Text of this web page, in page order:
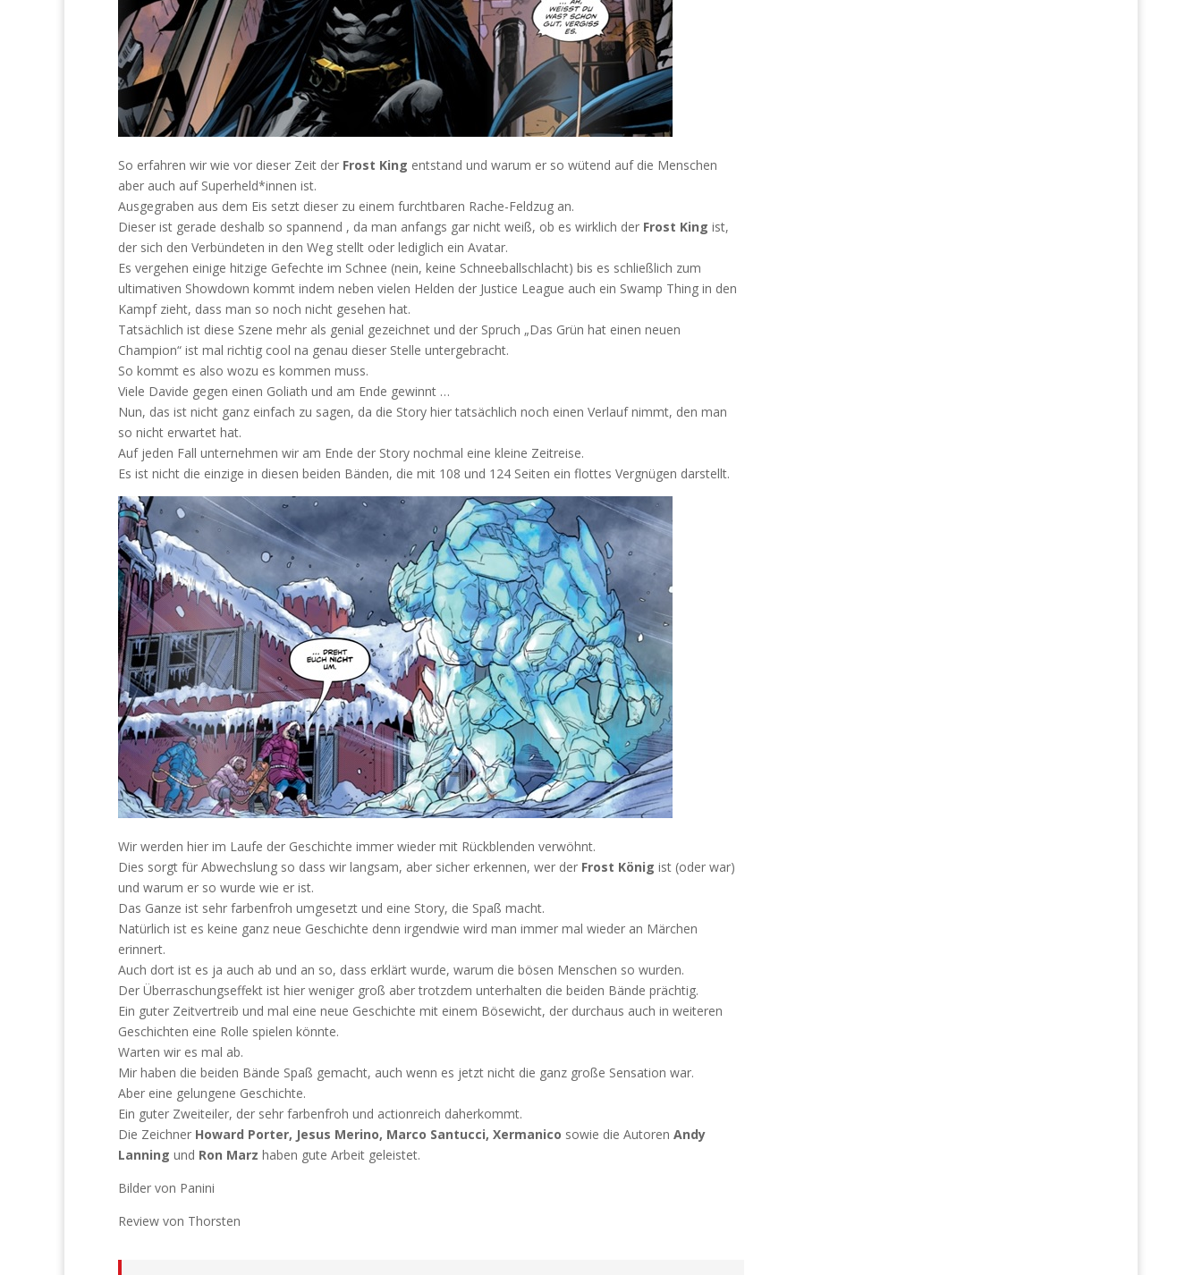
So erfahren wir wie vor dieser Zeit der Frost King entstand und warum er so wütend auf die Menschen
aber auch auf Superheld*innen ist.
Ausgegraben aus dem Eis setzt dieser zu einem furchtbaren Rache-Feldzug an.
Dieser ist gerade deshalb so spannend , da man anfangs gar nicht weiß, ob es wirklich der Frost King ist,
der sich den Verbündeten in den Weg stellt oder lediglich ein Avatar.
Es vergehen einige hitzige Gefechte im Schnee (nein, keine Schneeballschlacht) bis es schließlich zum
ultimativen Showdown kommt indem neben vielen Helden der Justice League auch ein Swamp Thing in den
Kampf zieht, dass man so noch nicht gesehen hat.
Tatsächlich ist diese Szene mehr als genial gezeichnet und der Spruch „Das Grün hat einen neuen
Champion“ ist mal richtig cool na genau dieser Stelle untergebracht.
So kommt es also wozu es kommen muss.
Viele Davide gegen einen Goliath und am Ende gewinnt …
Nun, das ist nicht ganz einfach zu sagen, da die Story hier tatsächlich noch einen Verlauf nimmt, den man
so nicht erwartet hat.
Auf jeden Fall unternehmen wir am Ende der Story nochmal eine kleine Zeitreise.
Es ist nicht die einzige in diesen beiden Bänden, die mit 108 und 124 Seiten ein flottes Vergnügen darstellt.
Wir werden hier im Laufe der Geschichte immer wieder mit Rückblenden verwöhnt.
Dies sorgt für Abwechslung so dass wir langsam, aber sicher erkennen, wer der Frost König ist (oder war)
und warum er so wurde wie er ist.
Das Ganze ist sehr farbenfroh umgesetzt und eine Story, die Spaß macht.
Natürlich ist es keine ganz neue Geschichte denn irgendwie wird man immer mal wieder an Märchen
erinnert.
Auch dort ist es ja auch ab und an so, dass erklärt wurde, warum die bösen Menschen so wurden.
Der Überraschungseffekt ist hier weniger groß aber trotzdem unterhalten die beiden Bände prächtig.
Ein guter Zeitvertreib und mal eine neue Geschichte mit einem Bösewicht, der durchaus auch in weiteren
Geschichten eine Rolle spielen könnte.
Warten wir es mal ab.
Mir haben die beiden Bände Spaß gemacht, auch wenn es jetzt nicht die ganz große Sensation war.
Aber eine gelungene Geschichte.
Ein guter Zweiteiler, der sehr farbenfroh und actionreich daherkommt.
Die Zeichner Howard Porter, Jesus Merino, Marco Santucci, Xermanico sowie die Autoren Andy
Lanning und Ron Marz haben gute Arbeit geleistet.
Bilder von Panini
Review von Thorsten